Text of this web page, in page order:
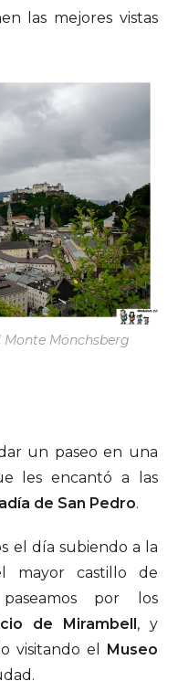
las mejores vistas
Monte Mönchsberg
un paseo en una
les encantó a las
de San Pedro.
el día subiendo a la
mayor castillo de
por los
de Mirambell, y
visitando el Museo